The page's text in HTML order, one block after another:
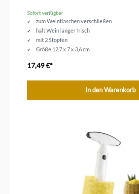
Sofort verfügbar
zum Weinflaschen verschließen
hält Wein länger frisch
mit 2 Stopfen
Größe 12,7 x 7 x 3,6 cm
17,49 €*
In den Warenkorb